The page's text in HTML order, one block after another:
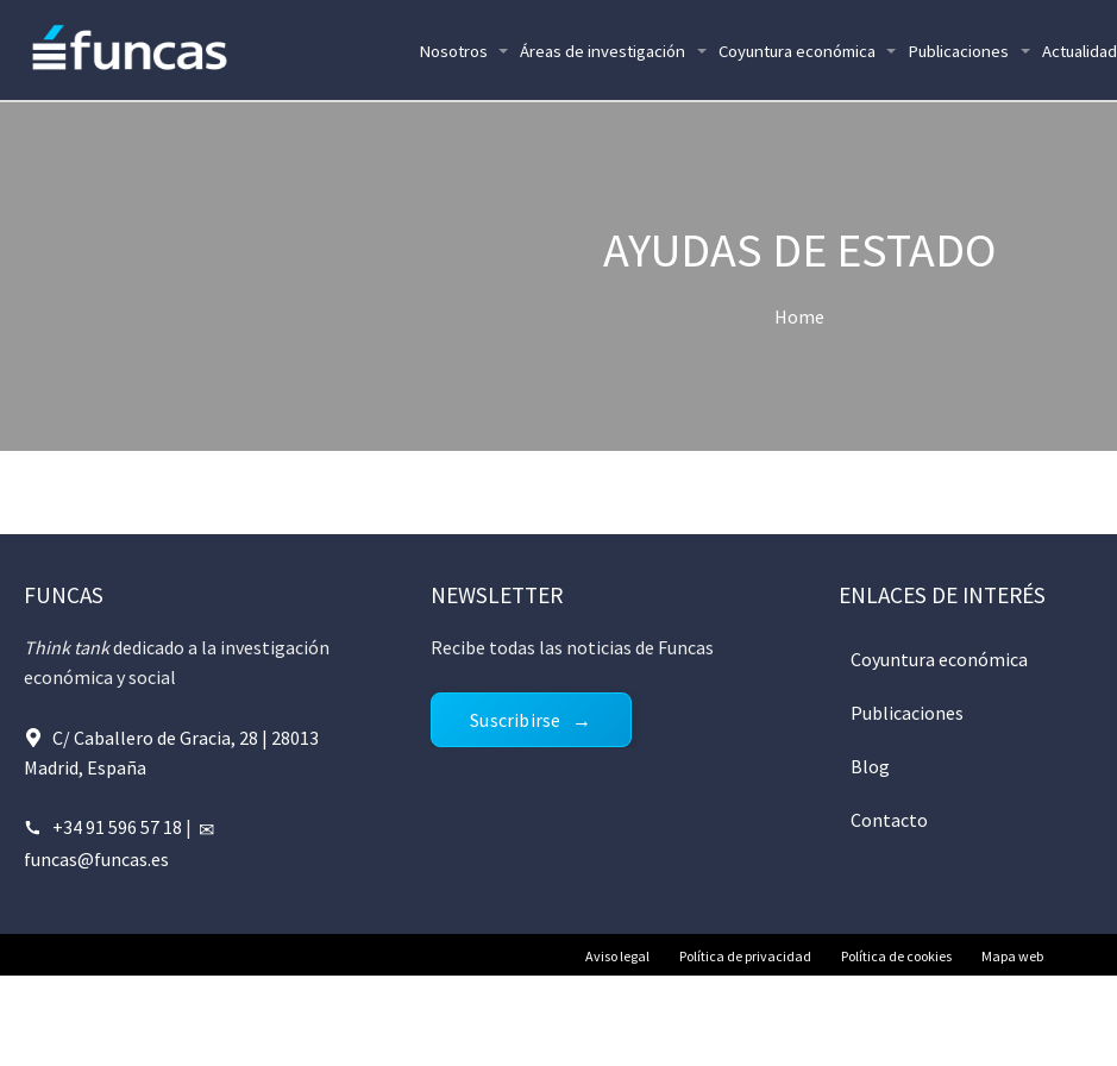
Nosotros Áreas de investigación Coyuntura económica Publicaciones Actualidad
AYUDAS DE ESTADO
Home
FUNCAS
Think tankdedicado a la investigación
económica y social
C/ Caballero de Gracia, 28 | 28013
Madrid, España
+34 91 596 57 18 |
funcas@funcas.es
NEWSLETTER
Recibe todas las noticias de Funcas
Suscribirse
ENLACES DE INTERÉS
Coyuntura económica
Publicaciones
Blog
Contacto
Aviso legal Política de privacidad Política de cookies Mapa web